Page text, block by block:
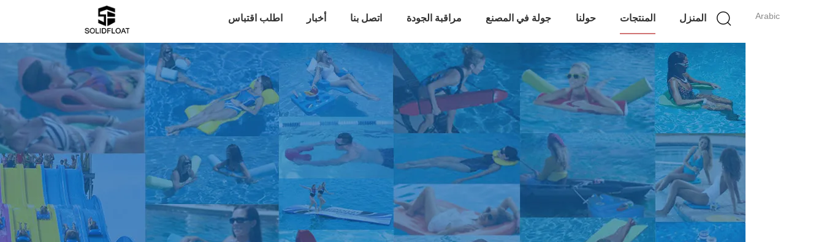
Arabic المنزل المنتجات حولنا جولة في المصنع مراقبة الجودة اتصل بنا أخبار اطلب اقتباس